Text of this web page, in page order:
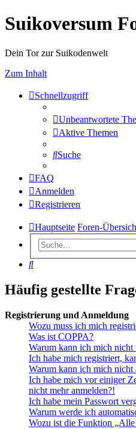
Suikoversum
Dein Tor zur Suikodenwelt
Zum Inhalt
Schnellzugriff
Unbeantwortete
Aktive Themen
Suche
FAQ
Anmelden
Registrieren
Hauptseite Foren-
Suche
Häufig gestellte
Registrierung und Anmeldung
Wozu muss ich mich
Was ist COPPA?
Warum kann ich mich nicht
Ich habe mich registriert,
Warum kann ich mich nicht
Ich habe mich vor einiger
nicht mehr anmelden?!
Ich habe mein Passwort
Warum werde ich
Wozu ist die Funktion